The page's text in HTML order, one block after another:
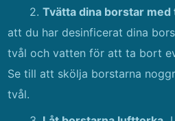
2.Tvätta dina borstar med
att du har desinficerat dina
tvål och vatten för att ta bort
Se till att skölja borstarna
tvål.